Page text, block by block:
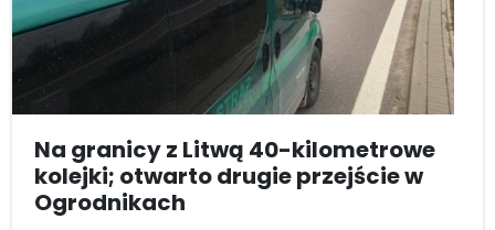
Na granicy z Litwą 40-kilometrowe
kolejki; otwarto drugie przejście w
Ogrodnikach